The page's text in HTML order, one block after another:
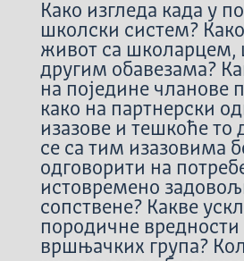
Како изгледа када у
школски систем?
живот са школарцем,
другим обавезама?
на поједине чланове
како на партнерски
изазове и тешкоће то
се са тим изазовима
одговорити на
истовремено
сопствене? Какве
породичне вредности
вршњачких група?